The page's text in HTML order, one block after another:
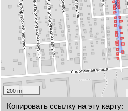
67
68 69
72
74 76
200 m
Копировать ссылку на эту карту: